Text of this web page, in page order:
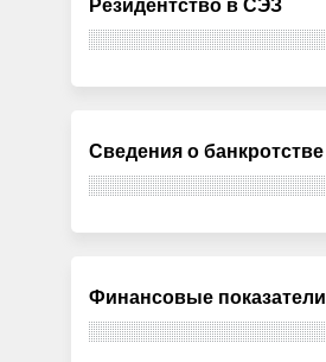
Резидентство в СЭЗ
Сведения о банкротстве
Финансовые показатели